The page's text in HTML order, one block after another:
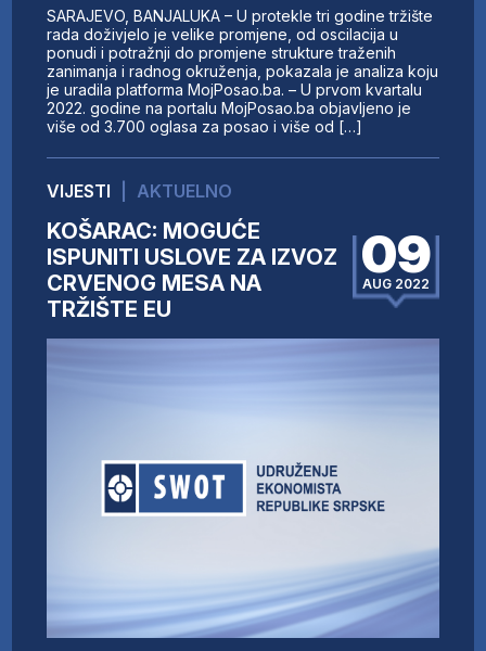
SARAJEVO, BANJALUKA – U protekle tri godine tržište
rada doživjelo je velike promjene, od oscilacija u
ponudi i potražnji do promjene strukture traženih
zanimanja i radnog okruženja, pokazala je analiza koju
je uradila platforma MojPosao.ba. – U prvom kvartalu
2022. godine na portalu MojPosao.ba objavljeno je
više od 3.700 oglasa za posao i više od […]
VIJESTI AKTUELNO
KOŠARAC: MOGUĆE
ISPUNITI USLOVE ZA IZVOZ
CRVENOG MESA NA
TRŽIŠTE EU
09
AUG 2022